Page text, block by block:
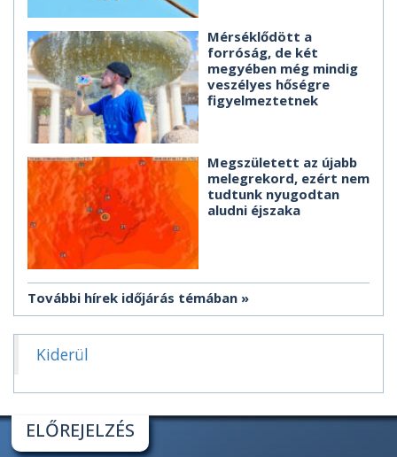
Mérséklődött a
forróság, de két
megyében még mindig
veszélyes hőségre
figyelmeztetnek
Megszületett az újabb
melegrekord, ezért nem
tudtunk nyugodtan
aludni éjszaka
További hírek időjárás témában
Kiderül
ELŐREJELZÉS